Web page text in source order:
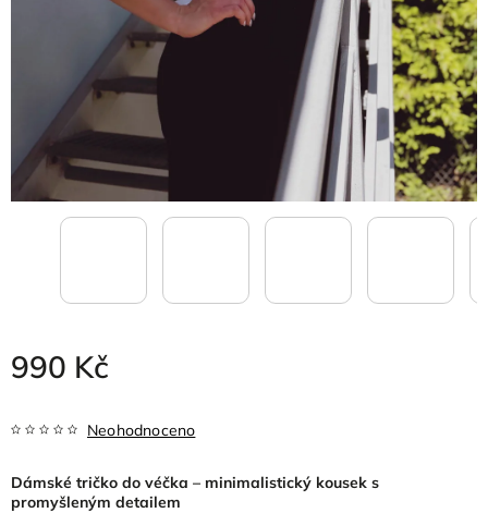
990 Kč
Neohodnoceno
Dámské tričko do véčka – minimalistický kousek s
promyšleným detailem